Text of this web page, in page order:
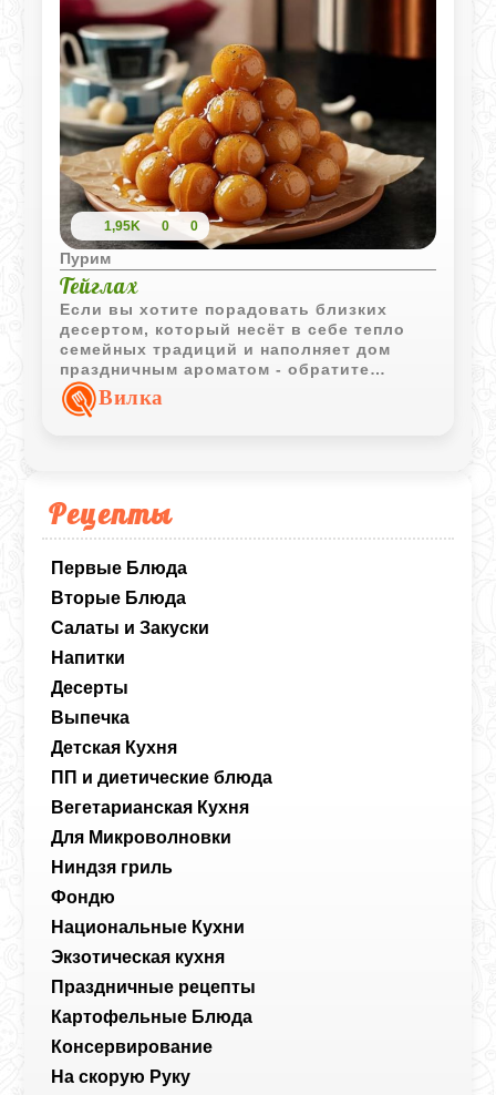
Рецепты
Первые Блюда
Вторые Блюда
Салаты и Закуски
Напитки
Десерты
Выпечка
Детская Кухня
ПП и диетические блюда
Вегетарианская Кухня
Для Микроволновки
Ниндзя гриль
Фондю
Национальные Кухни
Экзотическая кухня
Праздничные рецепты
Картофельные Блюда
Консервирование
На скорую Руку
легкой фруктовой ноткой.
1,95K 0 0
Пурим
Тейглах
Если вы хотите порадовать близких
десертом, который несёт в себе тепло
семейных традиций и наполняет дом
праздничным ароматом - обратите
внимание на тейглах. Эти золотистые
шарики в медовой глазури - не просто
Вилка